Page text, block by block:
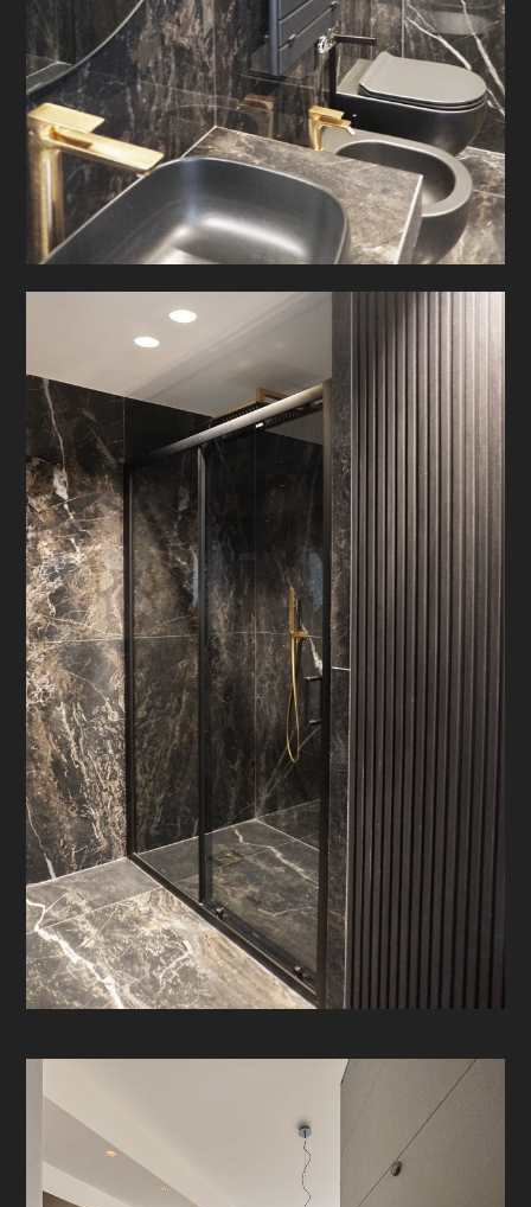
PROGETTI
PRODOTTI
CONTATTO